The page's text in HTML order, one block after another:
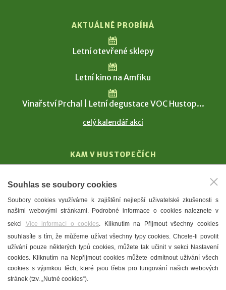
AKTUÁLNĚ PROBÍHÁ
Letní otevřené sklepy
Letní kino na Amfiku
Vinařství Prchal | Letní degustace VOC Hustop...
celý kalendář akcí
KAM V HUSTOPEČÍCH
T. G. Masaryk
Mandloně
Ubytování
Restaurace
Městské muzeum a galerie
Denní meníčka
Souhlas se soubory cookies
Soubory cookies využíváme k zajištění nejlepší uživatelské zkušenosti s
našimi webovými stránkami. Podrobné informace o cookies naleznete v
sekci Více informací o cookies. Kliknutím na Přijmout všechny cookies
souhlasíte s tím, že můžeme užívat všechny typy cookies. Chcete-li povolit
užívání pouze některých typů cookies, můžete tak učinit v sekci Nastavení
cookies. Kliknutím na Nepřijmout cookies můžete odmítnout užívání všech
cookies s výjimkou těch, které jsou třeba pro fungování našich webových
stránek (tzv. „Nutné cookies“).